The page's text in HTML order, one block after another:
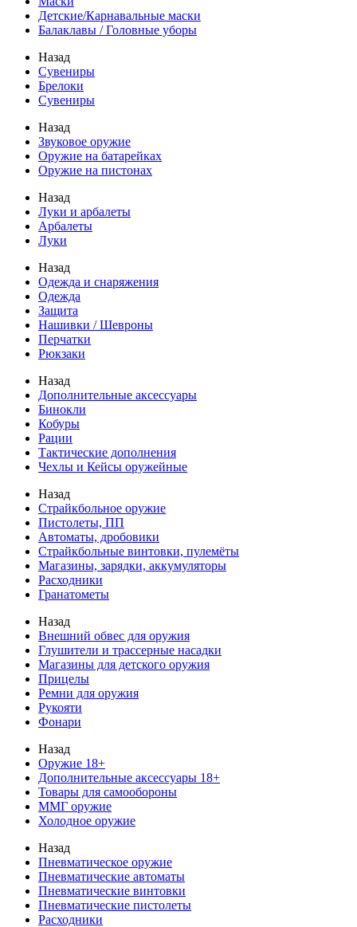
Детские/Карнавальные маски
Балаклавы / Головные уборы
Назад
Сувениры
Брелоки
Сувениры
Назад
Звуковое оружие
Оружие на батарейках
Оружие на пистонах
Назад
Луки и арбалеты
Арбалеты
Луки
Назад
Одежда и снаряжения
Одежда
Защита
Нашивки / Шевроны
Перчатки
Рюкзаки
Назад
Дополнительные аксессуары
Бинокли
Кобуры
Рации
Тактические дополнения
Чехлы и Кейсы оружейные
Назад
Страйкбольное оружие
Пистолеты, ПП
Автоматы, дробовики
Страйкбольные винтовки, пулемёты
Магазины, зарядки, аккумуляторы
Расходники
Гранатометы
Назад
Внешний обвес для оружия
Глушители и трассерные насадки
Магазины для детского оружия
Прицелы
Ремни для оружия
Рукояти
Фонари
Назад
Оружие 18+
Дополнительные аксессуары 18+
Товары для самообороны
ММГ оружие
Холодное оружие
Назад
Пневматическое оружие
Пневматические автоматы
Пневматические винтовки
Пневматические пистолеты
Расходники